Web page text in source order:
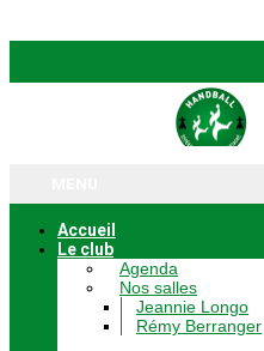
Accueil
Le club
Agenda
Nos salles
Jeannie Longo
Rémy Berranger